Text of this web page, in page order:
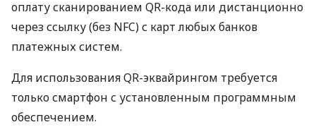
оплату сканированием QR-кода или дистанционно
через ссылку (без NFC) с карт любых банков
платежных систем.
Для использования QR-эквайрингом требуется
только смартфон с установленным программным
обеспечением.